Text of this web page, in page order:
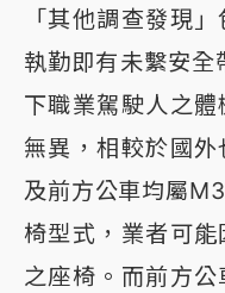
「其他調查發現
執勤即有未繫安
下職業駕駛人之
無異，相較於國
及前方公車均屬
椅型式，業者可
之座椅。而前方